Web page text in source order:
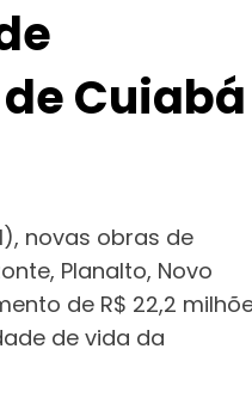
Cuiabá
novas obras de
Planalto, Novo
de R$ 22,2
de vida da